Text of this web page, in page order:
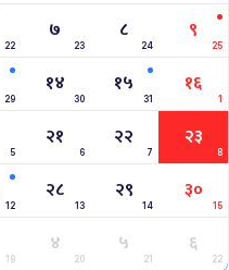
22
७
23
८
24
९
25
29
१४
30
१५
31
१६
1
5
२१
6
२२
7
२३
8
12
२८
13
२९
14
३०
15
19
४
20
५
21
६
22